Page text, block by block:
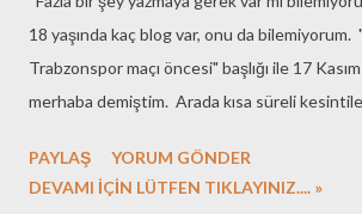
18 yaşında kaç blog var, onu da
Trabzonspor maçı öncesi" başlığı ile 17
merhaba demiştim. Arada kısa süreli
benim kişisel arşivim oldu...
başlamıştı macera... Bugün aynı hizmet
PAYLAŞ
YORUM GÖNDER
DEVAMI İÇİN LÜTFEN TIKLAYINIZ.... »